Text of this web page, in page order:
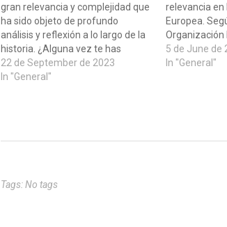
gran relevancia y complejidad que
ha sido objeto de profundo
análisis y reflexión a lo largo de la
historia. ¿Alguna vez te has
preguntado quién realmente tiene
la autoridad para definir qué es
22 de September de 2023
In "General"
relevancia en
Europea.
Organización
(OMS), un
españoles
5 de June de
In "General"
Tags: No tags